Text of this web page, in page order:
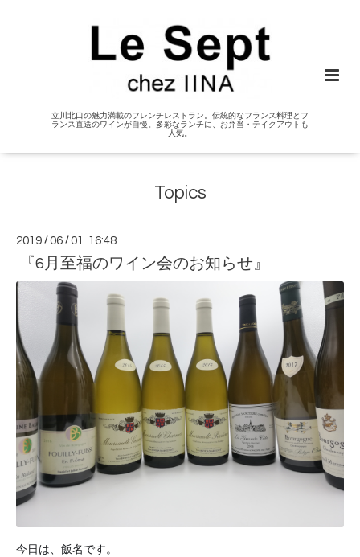
立川北口の魅力満載のフレンチレストラン。伝統的なフランス料理とフ
ランス直送のワインが自慢。多彩なランチに、お弁当・テイクアウトも
人気。
Topics
2019 /06 /01 16:48
『6月至福のワイン会のお知らせ』
今日は、飯名です。